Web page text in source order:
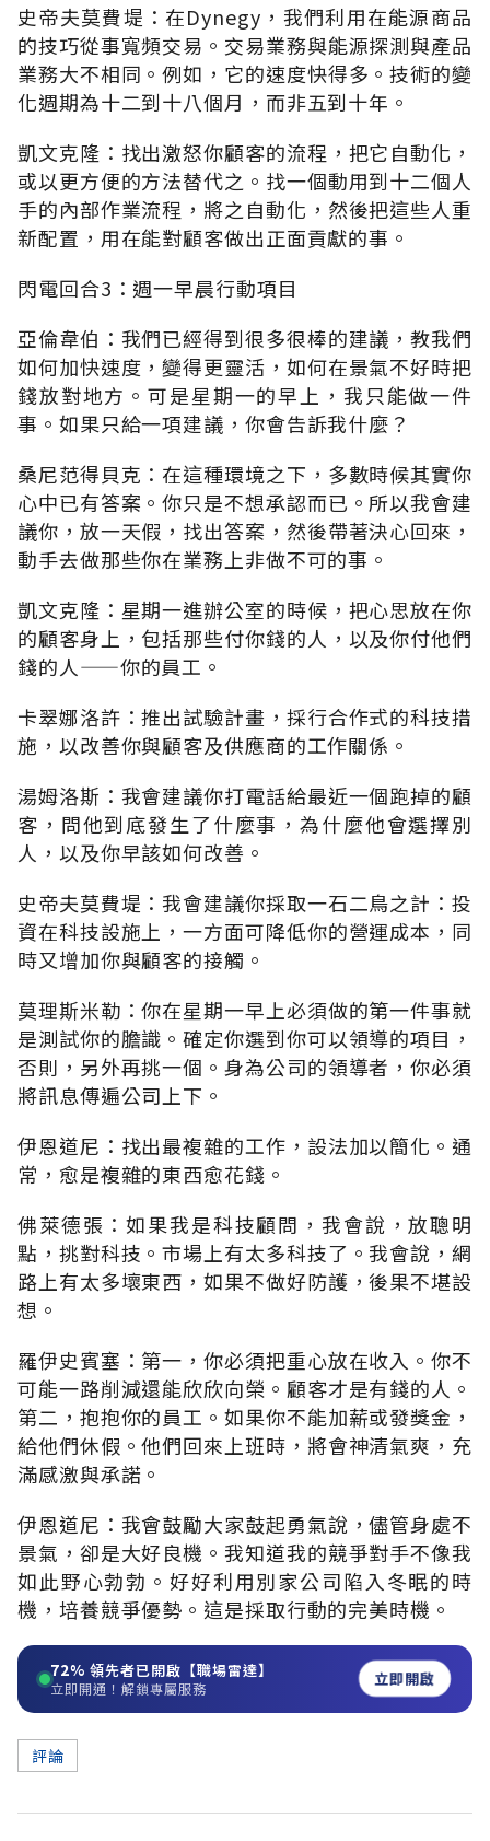
史帝夫莫費堤：在Dynegy，我們利用在能源商品
的技巧從事寬頻交易。交易業務與能源探測與產品
業務大不相同。例如，它的速度快得多。技術的變
化週期為十二到十八個月，而非五到十年。
凱文克隆：找出激怒你顧客的流程，把它自動化，
或以更方便的方法替代之。找一個動用到十二個人
手的內部作業流程，將之自動化，然後把這些人重
新配置，用在能對顧客做出正面貢獻的事。
閃電回合3：週一早晨行動項目
亞倫韋伯：我們已經得到很多很棒的建議，教我們
如何加快速度，變得更靈活，如何在景氣不好時把
錢放對地方。可是星期一的早上，我只能做一件
事。如果只給一項建議，你會告訴我什麼？
桑尼范得貝克：在這種環境之下，多數時候其實你
心中已有答案。你只是不想承認而已。所以我會建
議你，放一天假，找出答案，然後帶著決心回來，
動手去做那些你在業務上非做不可的事。
凱文克隆：星期一進辦公室的時候，把心思放在你
的顧客身上，包括那些付你錢的人，以及你付他們
錢的人——你的員工。
卡翠娜洛許：推出試驗計畫，採行合作式的科技措
施，以改善你與顧客及供應商的工作關係。
湯姆洛斯：我會建議你打電話給最近一個跑掉的顧
客，問他到底發生了什麼事，為什麼他會選擇別
人，以及你早該如何改善。
史帝夫莫費堤：我會建議你採取一石二鳥之計：投
資在科技設施上，一方面可降低你的營運成本，同
時又增加你與顧客的接觸。
莫理斯米勒：你在星期一早上必須做的第一件事就
是測試你的膽識。確定你選到你可以領導的項目，
否則，另外再挑一個。身為公司的領導者，你必須
將訊息傳遍公司上下。
伊恩道尼：找出最複雜的工作，設法加以簡化。通
常，愈是複雜的東西愈花錢。
佛萊德張：如果我是科技顧問，我會說，放聰明
點，挑對科技。市場上有太多科技了。我會說，網
路上有太多壞東西，如果不做好防護，後果不堪設
想。
羅伊史賓塞：第一，你必須把重心放在收入。你不
可能一路削減還能欣欣向榮。顧客才是有錢的人。
第二，抱抱你的員工。如果你不能加薪或發獎金，
給他們休假。他們回來上班時，將會神清氣爽，充
滿感激與承諾。
伊恩道尼：我會鼓勵大家鼓起勇氣說，儘管身處不
景氣，卻是大好良機。我知道我的競爭對手不像我
如此野心勃勃。好好利用別家公司陷入冬眠的時
機，培養競爭優勢。這是採取行動的完美時機。
72% 領先者已開啟【職場雷達】
立即開通！解鎖專屬服務 立即開啟
評論